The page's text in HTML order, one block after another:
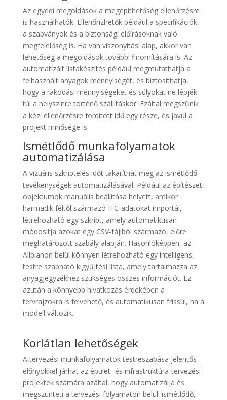
Az egyedi megoldások a megépíthetőség ellenőrzésre
is használhatók. Ellenőrizhetők például a specifikációk,
a szabványok és a biztonsági előírásoknak való
megfelelőség is. Ha van viszonyítási alap, akkor van
lehetőség a megoldások további finomítására is. Az
automatizált listakészítés például megmutathatja a
felhasznált anyagok mennyiségét, és biztosíthatja,
hogy a rakodási mennyiségeket és súlyokat ne lépjék
túl a helyszínre történő szállításkor. Ezáltal megszűnik
a kézi ellenőrzésre fordított idő egy része, és javul a
projekt minősége is.
Ismétlődő munkafolyamatok
automatizálása
A vizuális szkriptelés időt takaríthat meg az ismétlődő
tevékenységek automatizálásával. Például az építészeti
objektumok manuális beállítása helyett, amikor
harmadik féltől származó IFC-adatokat importál,
létrehozható egy szkript, amely automatikusan
módosítja azokat egy CSV-fájlból származó, előre
meghatározott szabály alapján. Hasonlóképpen, az
Allplanon belül könnyen létrehozható egy intelligens,
testre szabható kigyűjtési lista, amely tartalmazza az
anyagjegyzékhez szükséges összes információt. Ez
azután a könnyebb hivatkozás érdekében a
tervrajzokra is felvehető, és automatikusan frissül, ha a
modell változik.
Korlátlan lehetőségek
A tervezési munkafolyamatok testreszabása jelentős
előnyökkel járhat az épület- és infrastruktúra-tervezési
projektek számára azáltal, hogy automatizálja és
megszünteti a tervezési folyamaton belüli ismétlődő,